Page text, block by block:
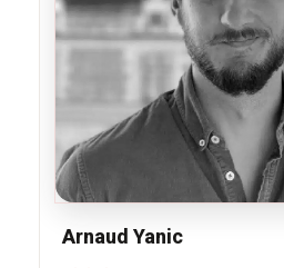
Arnaud Yanic